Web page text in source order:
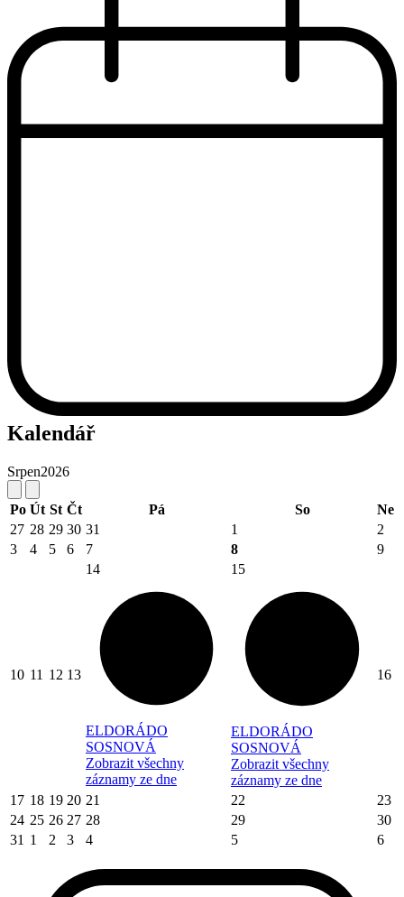
Kalendář
Srpen2026
Po Út St Čt Pá So
Ne
27 28 29 30 31 1
2
3
4 5 6 7 8 9
10 11 12 13
14
ELDORÁDO
SOSNOVÁ
Zobrazit všechny
záznamy ze dne
15
ELDORÁDO
SOSNOVÁ
Zobrazit všechny
záznamy ze dne
16
17 18 19 20 21 22
23
24 25 26 27 28 29
30
31 1 2 3 4 5 6